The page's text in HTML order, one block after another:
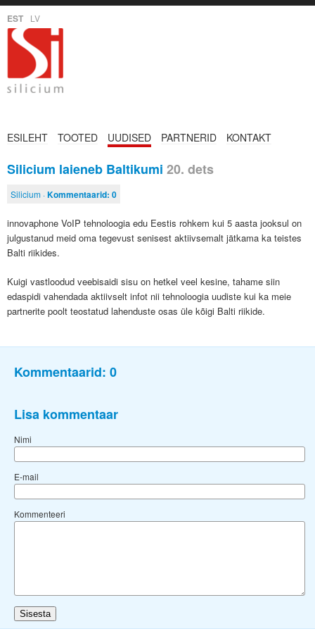
EST LV
ESILEHT TOOTED UUDISED PARTNERID KONTAKT
Silicium laieneb Baltikumi 20. dets
Silicium ·Kommentaarid: 0
innovaphone VoIP tehnoloogia edu Eestis rohkem kui 5 aasta jooksul on
julgustanud meid oma tegevust senisest aktiivsemalt jätkama ka teistes
Balti riikides.
Kuigi vastloodud veebisaidi sisu on hetkel veel kesine, tahame siin
edaspidi vahendada aktiivselt infot nii tehnoloogia uudiste kui ka meie
partnerite poolt teostatud lahenduste osas üle kõigi Balti riikide.
Kommentaarid: 0
Lisa kommentaar
Nimi
E-mail
Kommenteeri